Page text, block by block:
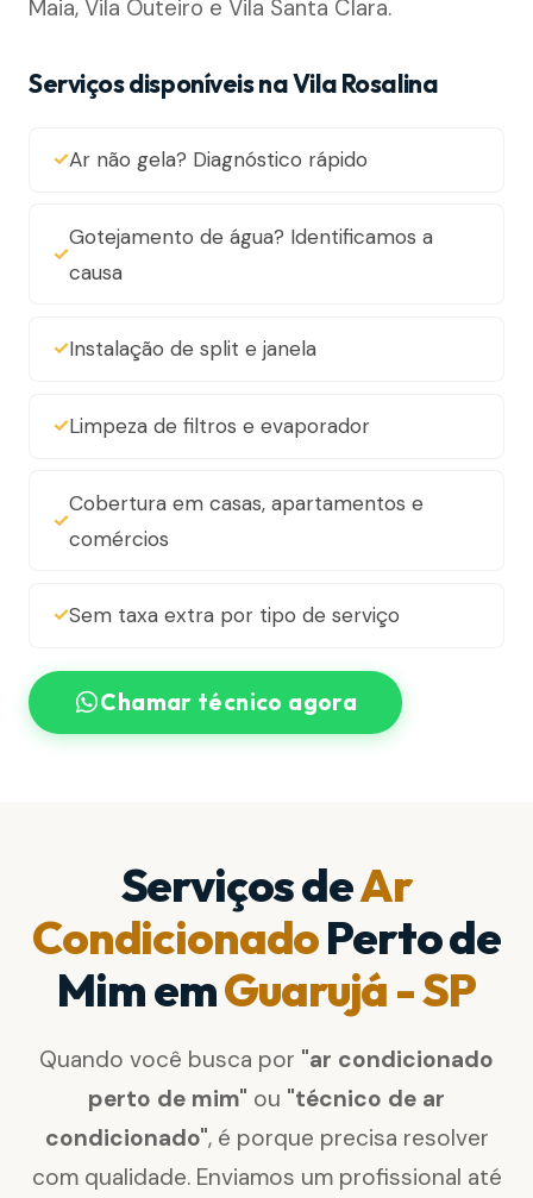
Maia, Vila Outeiro e Vila Santa Clara.
Serviços disponíveis na Vila Rosalina
Ar não gela? Diagnóstico rápido
Gotejamento de água? Identificamos a
causa
Instalação de split e janela
Limpeza de filtros e evaporador
Cobertura em casas, apartamentos e
comércios
Sem taxa extra por tipo de serviço
Chamar técnico agora
Serviços deAr
CondicionadoPerto de
Mim emGuarujá - SP
Quando você busca por "ar condicionado
perto de mim" ou "técnico de ar
condicionado", é porque precisa resolver
com qualidade. Enviamos um profissional até